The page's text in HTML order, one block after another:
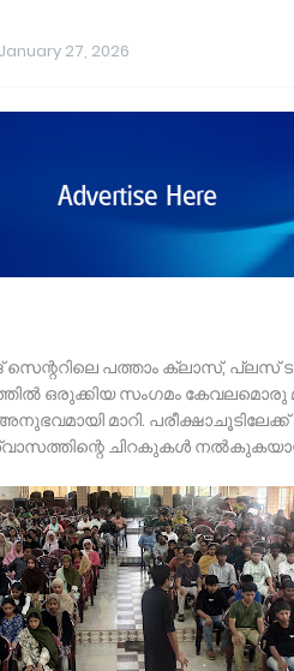
27, 2026
സെന്ററിലെ പത്താം ക്ലാസ്, പ്ലസ്
ഒരുക്കിയ സംഗമം കേവലമൊരു
മാറി.
ചിറകുകൾ